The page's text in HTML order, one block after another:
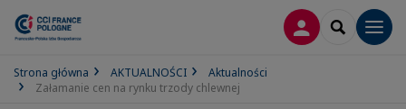
LOGOWANIE
SEARCH
Strona główna AKTUALNOŚCI
Aktualności
Załamanie cen na rynku trzody chlewnej